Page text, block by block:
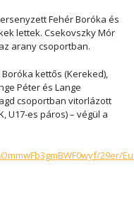
Fehér Boróka és
lettek. Csekovszky Mór
arany csoportban.
Boróka kettős (Kereked),
Péter és Lange
csoportban vitorlázott
U17-es páros) – végül a
29er/